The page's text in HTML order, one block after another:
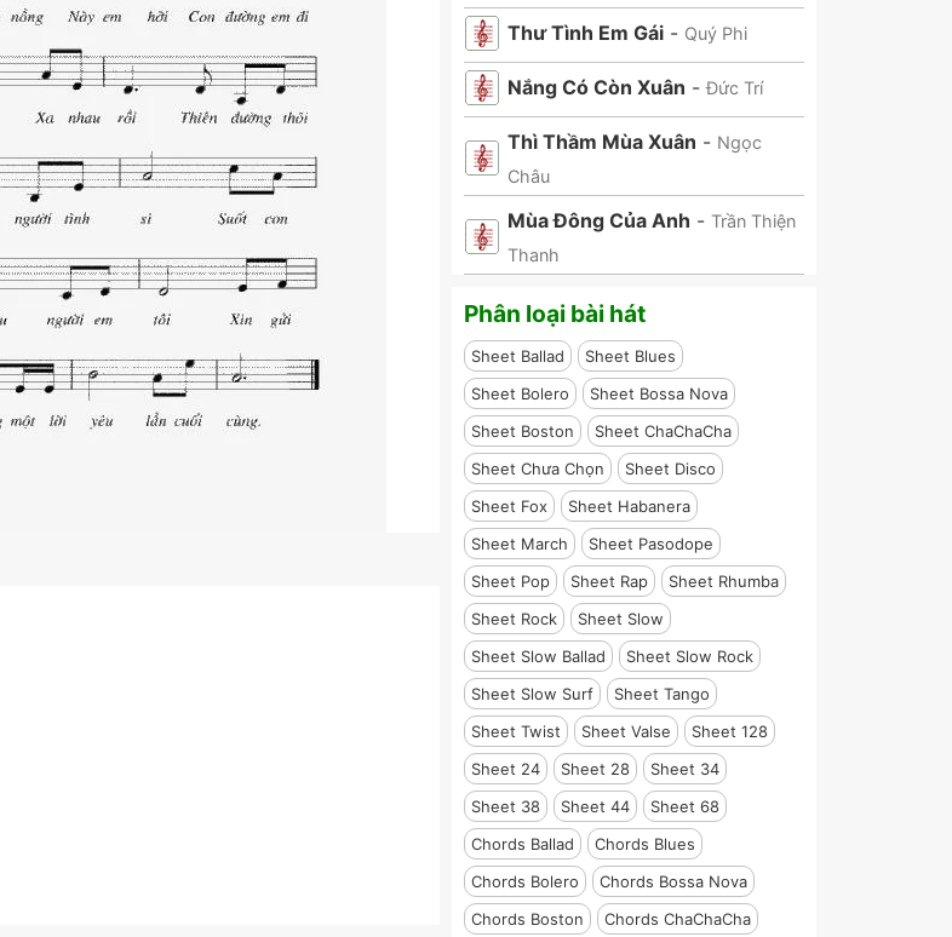
Thư Tình Em Gái - Quý Phi
Nắng Có Còn Xuân -Đức Trí
Thì Thầm Mùa Xuân - Ngọc
Châu
Mùa Đông Của Anh - Trần Thiện
Thanh
Phân loại bài hát
Sheet Ballad
Sheet Blues
Sheet Bolero
Sheet Bossa Nova
Sheet Boston
Sheet ChaChaCha
Sheet Chưa Chọn
Sheet Disco
Sheet Fox
Sheet Habanera
Sheet March
Sheet Pasodope
Sheet Pop
Sheet Rap
Sheet Rhumba
Sheet Rock
Sheet Slow
Sheet Slow Ballad
Sheet Slow Rock
Sheet Slow Surf
Sheet Tango
Sheet Twist
Sheet Valse
Sheet 128
Sheet 24
Sheet 28
Sheet 34
Sheet 38
Sheet 44
Sheet 68
Chords Ballad
Chords Blues
Chords Bolero
Chords Bossa Nova
Chords Boston
Chords ChaChaCha